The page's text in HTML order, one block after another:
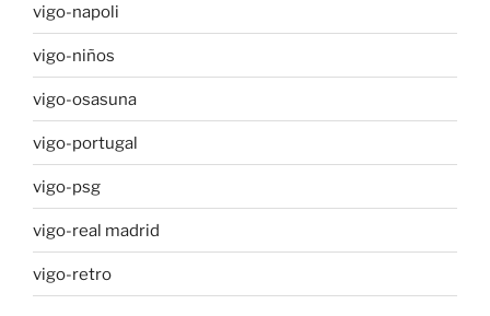
vigo-napoli
vigo-niños
vigo-osasuna
vigo-portugal
vigo-psg
vigo-real madrid
vigo-retro